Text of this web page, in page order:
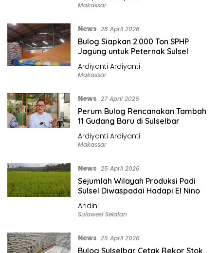
Makassar
News 28 April 2026
Bulog Siapkan 2.000 Ton SPHP
Jagung untuk Peternak Sulsel
Ardiyanti Ardiyanti
Makassar
News 27 April 2026
Perum Bulog Rencanakan Tambah
11 Gudang Baru di Sulselbar
Ardiyanti Ardiyanti
Makassar
News 25 April 2026
Sejumlah Wilayah Produksi Padi
Sulsel Diwaspadai Hadapi El Nino
Andini
Sulawesi Selatan
News 25 April 2026
Bulog Sulselbar Cetak Rekor Stok